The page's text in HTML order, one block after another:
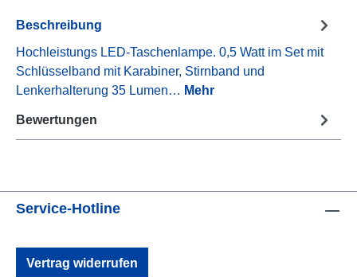
Beschreibung
Hochleistungs LED-Taschenlampe. 0,5 Watt im Set mit
Schlüsselband mit Karabiner, Stirnband und
Lenkerhalterung 35 Lumen… Mehr
Bewertungen
Service-Hotline
Vertrag widerrufen